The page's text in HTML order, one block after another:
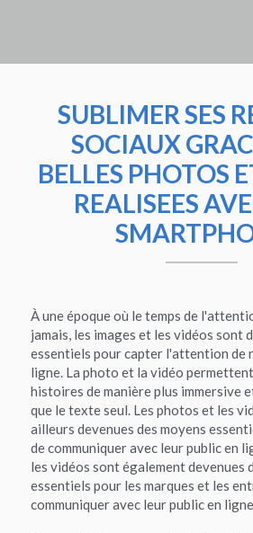
SUBLIMER SES
SOCIAUX
BELLES PHOTOS
REALISEES
À une époque où le temps de
jamais, les images et les vidéos sont
essentiels pour capter l'attention de
ligne. La photo et la vidéo
histoires de manière plus immersive
que le texte seul. Les photos et les
ailleurs devenues des moyens
de communiquer avec leur public en
les vidéos sont également devenues
essentiels pour les marques et les
communiquer avec leur public en